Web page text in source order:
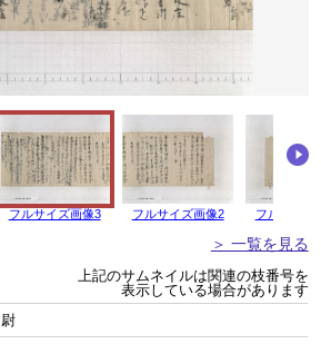
フルサイズ画像3 フルサイズ画像2 フルサイズ
＞ 一覧を見る
上記のサムネイルは関連の枝番号を
表示している場合があります